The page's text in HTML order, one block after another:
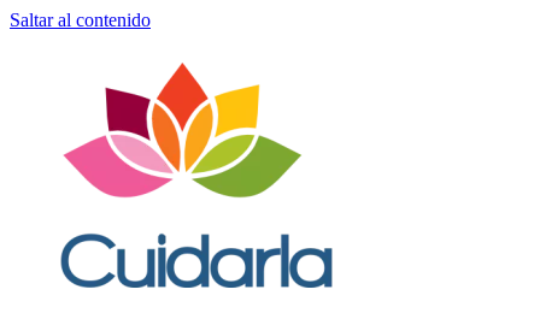
Saltar al contenido